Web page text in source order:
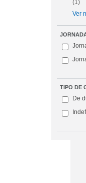
(1)
Ver
TIPO DE
De